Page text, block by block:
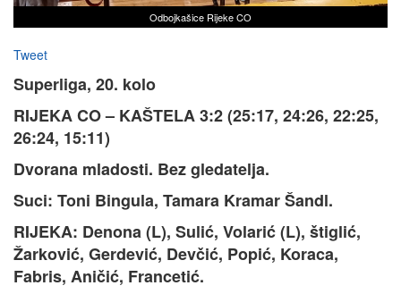
Odbojkašice Rijeke CO
Tweet
Superliga, 20. kolo
RIJEKA CO – KAŠTELA 3:2 (25:17, 24:26, 22:25,
26:24, 15:11)
Dvorana mladosti. Bez gledatelja.
Suci: Toni Bingula, Tamara Kramar Šandl.
RIJEKA: Denona (L), Sulić, Volarić (L), štiglić,
Žarković, Gerdević, Devčić, Popić, Koraca,
Fabris, Aničić, Francetić.